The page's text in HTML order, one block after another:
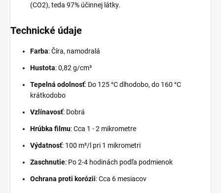
(CO2), teda 97% účinnej látky.
Technické údaje
Farba: Číra, namodralá
Hustota: 0,82 g/cm³
Tepelná odolnosť: Do 125 °C dlhodobo, do 160 °C
krátkodobo
Vzlínavosť: Dobrá
Hrúbka filmu: Cca 1 - 2 mikrometre
Výdatnosť: 100 m²/l pri 1 mikrometri
Zaschnutie: Po 2-4 hodinách podľa podmienok
Ochrana proti korózii: Cca 6 mesiacov